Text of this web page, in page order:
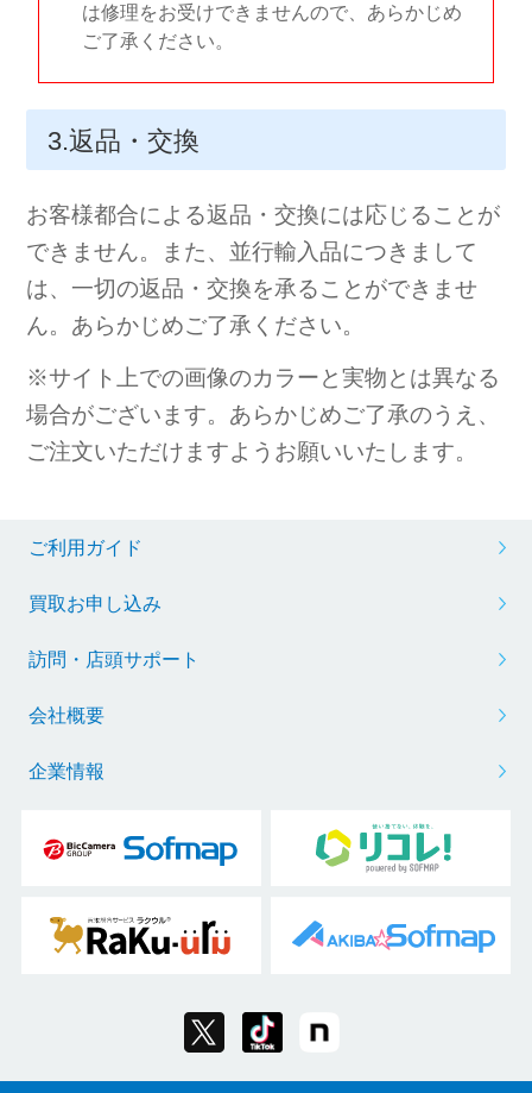
は修理をお受けできませんので、あらかじめ
ご了承ください。
3.返品・交換
お客様都合による返品・交換には応じることが
できません。また、並行輸入品につきまして
は、一切の返品・交換を承ることができませ
ん。あらかじめご了承ください。
※サイト上での画像のカラーと実物とは異なる
場合がございます。あらかじめご了承のうえ、
ご注文いただけますようお願いいたします。
ご利用ガイド
買取お申し込み
訪問・店頭サポート
会社概要
企業情報